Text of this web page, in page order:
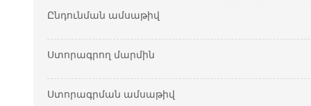
Ընդունման ամսաթիվ
Ստորագրող մարմին
Ստորագրման ամսաթիվ